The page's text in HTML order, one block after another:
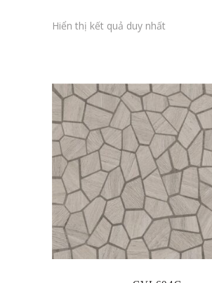
Hiển thị kết quả duy nhất